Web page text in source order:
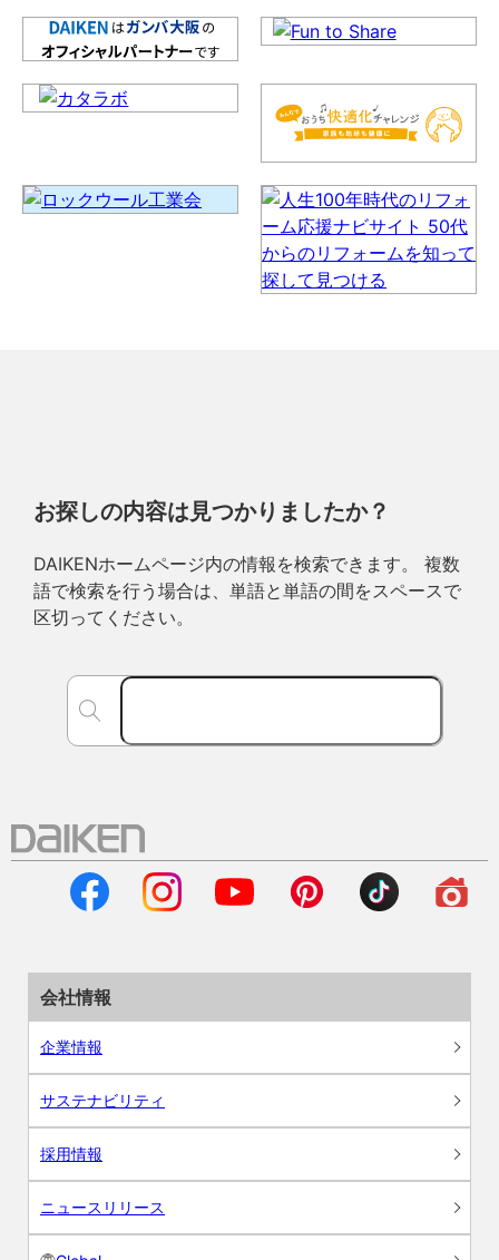
お探しの内容は見つかりましたか？
DAIKENホームページ内の情報を検索できます。 複数
語で検索を行う場合は、単語と単語の間をスペースで
区切ってください。
会社情報
企業情報
サステナビリティ
採用情報
ニュースリリース